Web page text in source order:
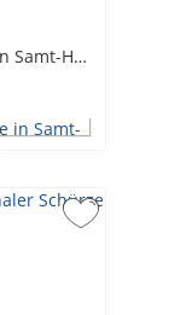
Ärmelloses Dirndl Wiessee in Samt-Haptik mit Hakenverschluss